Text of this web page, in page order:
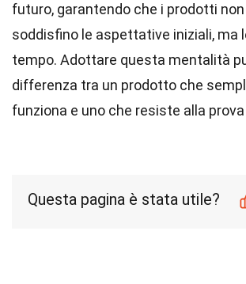
futuro, garantendo che i prodotti
soddisfino le aspettative iniziali, ma
tempo. Adottare questa mentalità
differenza tra un prodotto che
funziona e uno che resiste alla
Questa pagina è stata utile?